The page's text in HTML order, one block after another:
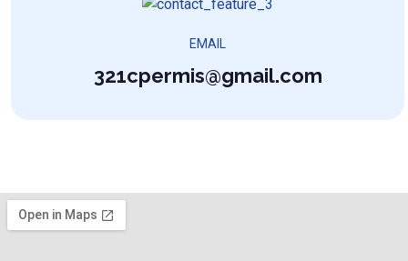
EMAIL
321cpermis@gmail.com